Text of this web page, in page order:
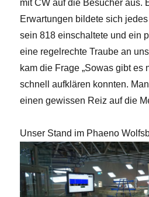
mit CW auf die Besucher aus.
Erwartungen bildete sich
sein 818 einschaltete und ein
eine regelrechte Traube an
kam die Frage „Sowas gibt es
schnell aufklären konnten.
einen gewissen Reiz auf die
Unser Stand im Phaeno